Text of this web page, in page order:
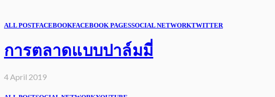
ALL POSTFACEBOOKFACEBOOK PAGESSOCIAL NETWORKTWITTER
การตลาดแบบปาล์มมี่
4 April 2019